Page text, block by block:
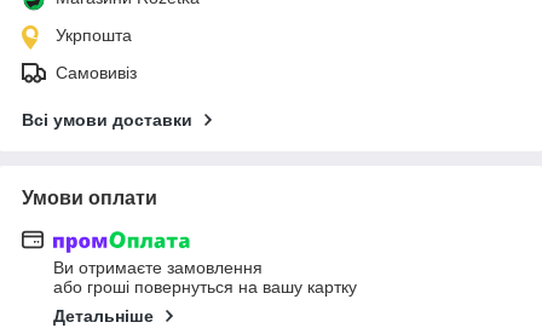
Укрпошта
Самовивіз
Всі умови доставки
Умови оплати
Ви отримаєте замовлення
або гроші повернуться на вашу картку
Детальніше